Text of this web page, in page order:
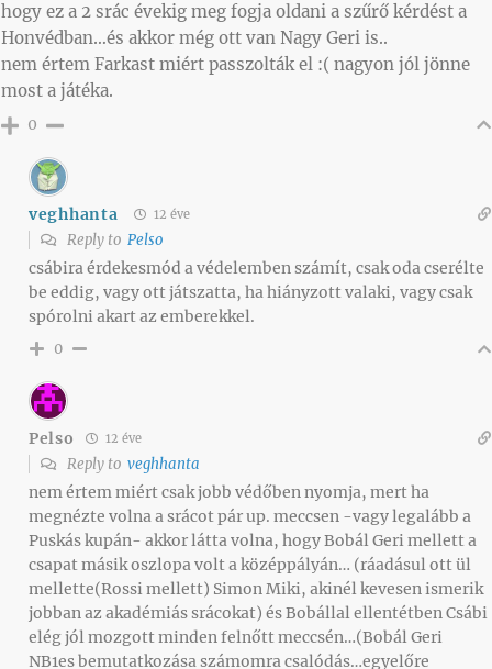
hogy ez a 2 srác évekig meg fogja oldani a szűrő kérdést a
Honvédban…és akkor még ott van Nagy Geri is..
nem értem Farkast miért passzolták el :( nagyon jól jönne
most a játéka.
0
veghhanta 12 éve
Reply to Pelso
csábira érdekesmód a védelemben számít, csak oda cserélte
be eddig, vagy ott játszatta, ha hiányzott valaki, vagy csak
spórolni akart az emberekkel.
0
Pelso 12 éve
Reply to veghhanta
nem értem miért csak jobb védőben nyomja, mert ha
megnézte volna a srácot pár up. meccsen -vagy legalább a
Puskás kupán- akkor látta volna, hogy Bobál Geri mellett a
csapat másik oszlopa volt a középpályán… (ráadásul ott ül
mellette(Rossi mellett) Simon Miki, akinél kevesen ismerik
jobban az akadémiás srácokat) és Bobállal ellentétben Csábi
elég jól mozgott minden felnőtt meccsén…(Bobál Geri
NB1es bemutatkozása számomra csalódás…egyelőre